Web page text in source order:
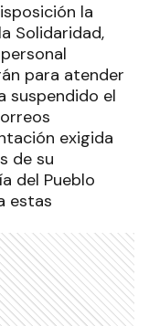
la
Solidaridad,
para atender
suspendido el
exigida
de su
del Pueblo
estas